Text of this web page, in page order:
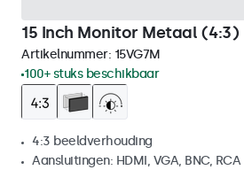
15 Inch Monitor Metaal (4:3)
Artikelnummer: 15VG7M
100+ stuks beschikbaar
4:3 beeldverhouding
Aansluitingen: HDMI, VGA, BNC, RCA